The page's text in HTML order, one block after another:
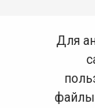
Для
файлы